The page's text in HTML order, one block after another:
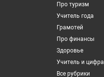
Про туризм
Учитель года
Грамотей
Про финансы
Здоровье
Учитель и цифра
Все рубрики